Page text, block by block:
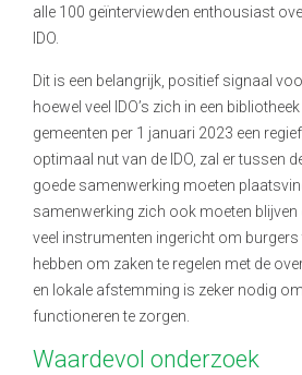
alle 100 geïnterviewden enthousiast
IDO.
Dit is een belangrijk, positief signaal
hoewel veel I DO’s zich in een
gemeenten per 1 januari 2023 een
optimaal nut van de IDO, zal er tussen
goede samenwerking moeten
samenwerking zich ook moeten blijven
veel instrumenten ingericht om burgers
hebben om zaken te regelen met de
en lokale afstemming is zeker nodig
functioneren te zorgen.
Waardevol onderzoek